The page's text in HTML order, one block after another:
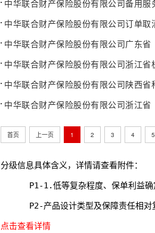
中华联合财产保险股份有限公司备用服
中华联合财产保险股份有限公司订单取
中华联合财产保险股份有限公司广东省
中华联合财产保险股份有限公司浙江
中华联合财产保险股份有限公司陕西
中华联合财产保险股份有限公司浙江
首页 上一页 1 2 3 4 5
分级信息具体含义，详情请查看附件：
P1-1.低等复杂程度、保单利益确
P2-产品设计类型及保障责任相对
点击查看详情